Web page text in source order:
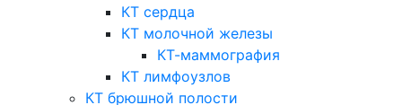
КТ сердца
КТ молочной железы
КТ-маммография
КТ лимфоузлов
КТ брюшной полости